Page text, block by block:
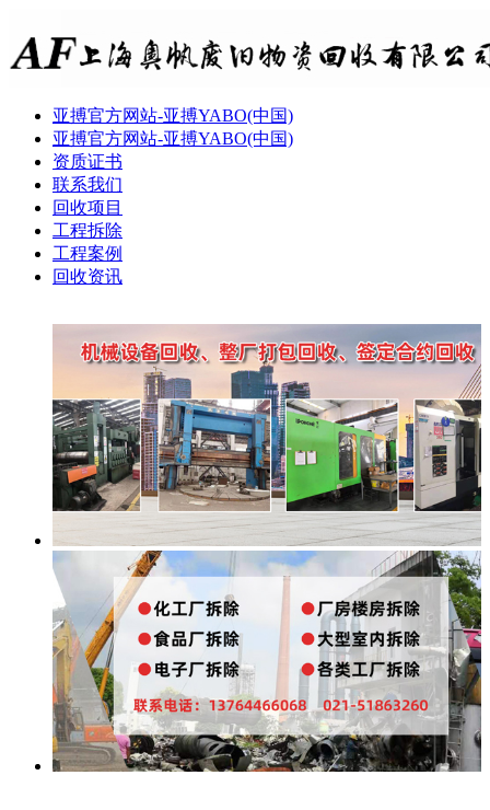
亚搏官方网站-亚搏YABO(中国)
亚搏官方网站-亚搏YABO(中国)
资质证书
联系我们
回收项目
工程拆除
工程案例
回收资讯